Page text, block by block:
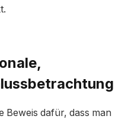
Beweis dafür, dass man